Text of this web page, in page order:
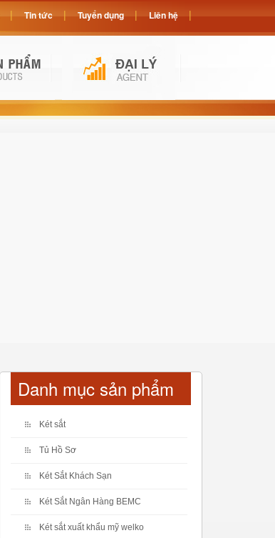
Danh mục sản phẩm
Két sắt
Tủ Hồ Sơ
Két Sắt Khách Sạn
Két Sắt Ngân Hàng BEMC
Két sắt xuất khẩu mỹ welko
Tin tức Tuyển dụng Liên hệ